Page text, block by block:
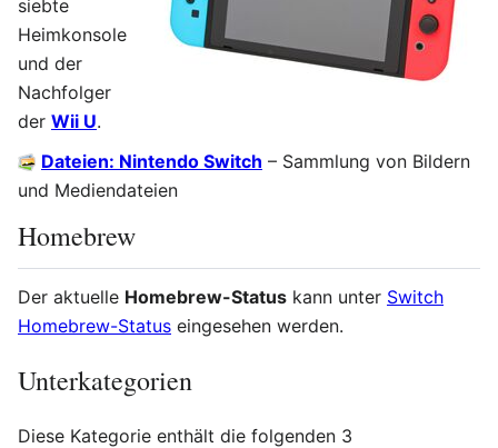
siebte
Heimkonsole
und der
Nachfolger
der Wii U.
Dateien: Nintendo Switch – Sammlung von Bildern
und Mediendateien
Homebrew
Der aktuelle Homebrew-Status kann unter Switch
Homebrew-Status eingesehen werden.
Unterkategorien
Diese Kategorie enthält die folgenden 3